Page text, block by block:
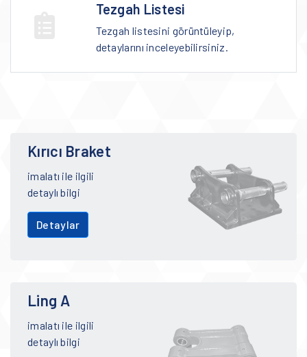
Tezgah Listesi
Tezgah listesini görüntüleyip,
detaylarını inceleyebilirsiniz.
Kırıcı Braket
imalatı ile ilgili
detaylı bilgi
Detaylar
Ling A
imalatı ile ilgili
detaylı bilgi